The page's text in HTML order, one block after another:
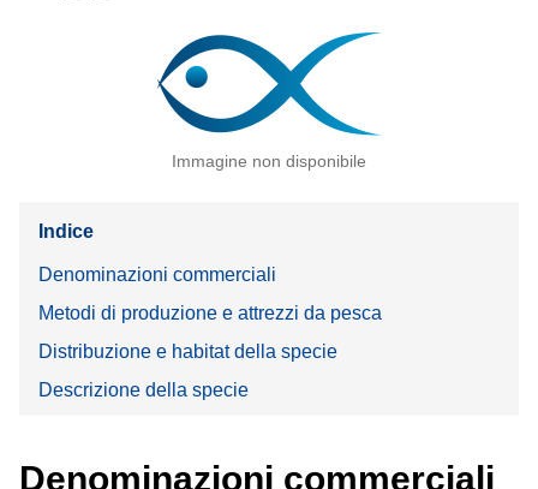
Immagine non disponibile
Indice
Denominazioni commerciali
Metodi di produzione e attrezzi da pesca
Distribuzione e habitat della specie
Descrizione della specie
Denominazioni commerciali